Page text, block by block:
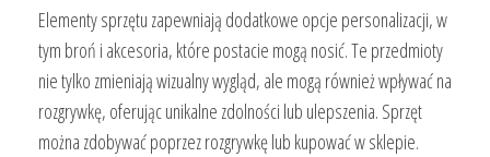
Elementy sprzętu zapewniają dodatkowe opcje personalizacji, w
tym broń i akcesoria, które postacie mogą nosić. Te przedmioty
nie tylko zmieniają wizualny wygląd, ale mogą również wpływać na
rozgrywkę, oferując unikalne zdolności lub ulepszenia. Sprzęt
można zdobywać poprzez rozgrywkę lub kupować w sklepie.